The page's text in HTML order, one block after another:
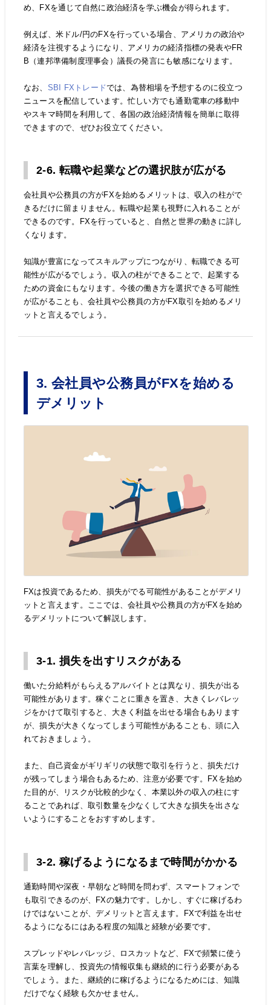
め、FXを通じて自然に政治経済を学ぶ機会が得られます。
例えば、米ドル/円のFXを行っている場合、アメリカの政治や
経済を注視するようになり、アメリカの経済指標の発表やFR
B（連邦準備制度理事会）議長の発言にも敏感になります。
なお、 SBI FXトレードでは、為替相場を予想するのに役立つ
ニュースを配信しています。忙しい方でも通勤電車の移動中
やスキマ時間を利用して、各国の政治経済情報を簡単に取得
できますので、ぜひお役立てください。
2-6. 転職や起業などの選択肢が広がる
会社員や公務員の方がFXを始めるメリットは、収入の柱がで
きるだけに留まりません。転職や起業も視野に入れることが
できるのです。FXを行っていると、自然と世界の動きに詳し
くなります。
知識が豊富になってスキルアップにつながり、転職できる可
能性が広がるでしょう。収入の柱ができることで、起業する
ための資金にもなります。今後の働き方を選択できる可能性
が広がることも、会社員や公務員の方がFX取引を始めるメリ
ットと言えるでしょう。
3. 会社員や公務員がFXを始める
デメリット
FXは投資であるため、損失がでる可能性があることがデメリ
ットと言えます。ここでは、会社員や公務員の方がFXを始め
るデメリットについて解説します。
3-1. 損失を出すリスクがある
働いた分給料がもらえるアルバイトとは異なり、損失が出る
可能性があります。稼ぐことに重きを置き、大きくレバレッ
ジをかけて取引すると、大きく利益を出せる場合もあります
が、損失が大きくなってしまう可能性があることも、頭に入
れておきましょう。
また、自己資金がギリギリの状態で取引を行うと、損失だけ
が残ってしまう場合もあるため、注意が必要です。FXを始め
た目的が、リスクが比較的少なく、本業以外の収入の柱にす
ることであれば、取引数量を少なくして大きな損失を出さな
いようにすることをおすすめします。
3-2. 稼げるようになるまで時間がかかる
通勤時間や深夜・早朝など時間を問わず、スマートフォンで
も取引できるのが、FXの魅力です。しかし、すぐに稼げるわ
けではないことが、デメリットと言えます。FXで利益を出せ
るようになるにはある程度の知識と経験が必要です。
スプレッドやレバレッジ、ロスカットなど、FXで頻繁に使う
言葉を理解し、投資先の情報収集も継続的に行う必要がある
でしょう。また、継続的に稼げるようになるためには、知識
だけでなく経験も欠かせません。